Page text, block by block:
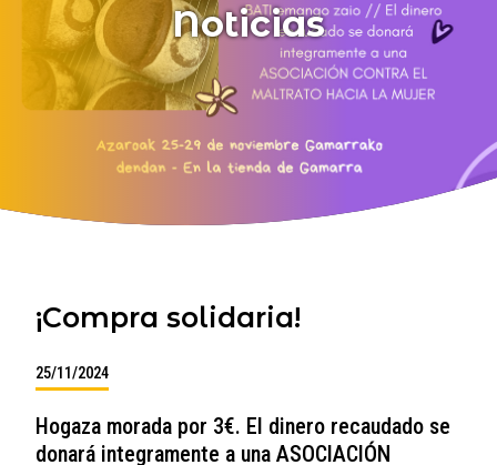
Noticias
¡Compra solidaria!
25/11/2024
Hogaza morada por 3€. El dinero recaudado se
donará integramente a una ASOCIACIÓN